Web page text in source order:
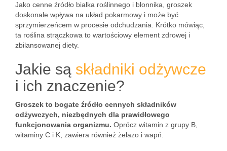
Jako cenne źródło białka roślinnego i błonnika, groszek
doskonale wpływa na układ pokarmowy i może być
sprzymierzeńcem w procesie odchudzania. Krótko mówiąc,
ta roślina strączkowa to wartościowy element zdrowej i
zbilansowanej diety.
Jakie są składniki odżywcze
i ich znaczenie?
Groszek to bogate źródło cennych składników
odżywczych, niezbędnych dla prawidłowego
funkcjonowania organizmu. Oprócz witamin z grupy B,
witaminy C i K, zawiera również żelazo i wapń.